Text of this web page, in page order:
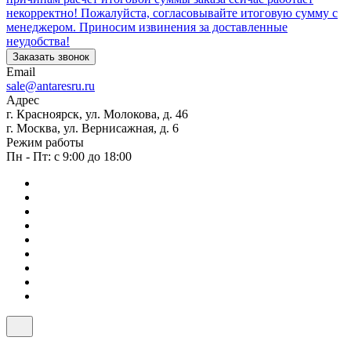
некорректно! Пожалуйста, согласовывайте итоговую сумму с
менеджером. Приносим извинения за доставленные
неудобства!
Заказать звонок
Email
sale@antaresru.ru
Адрес
г. Красноярск, ул. Молокова, д. 46
г. Москва, ул. Вернисажная, д. 6
Режим работы
Пн - Пт: с 9:00 до 18:00